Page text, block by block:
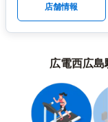
店舗情報
広電西広